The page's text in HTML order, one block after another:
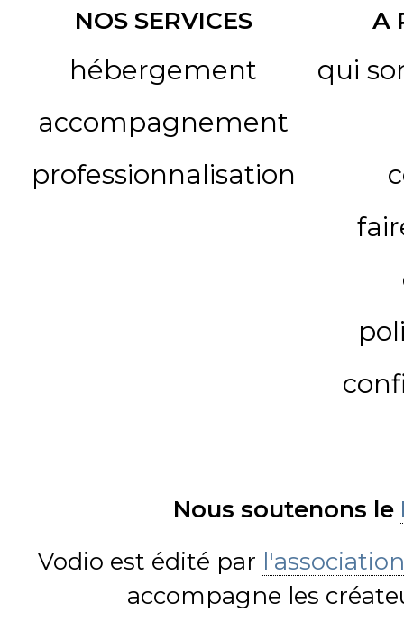
NOS SERVICES
hébergement
accompagnement
professionnalisation
A
qui